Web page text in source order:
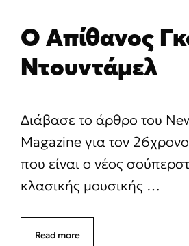
Ο Απίθανος
Ντουντάμελ
Διάβασε το άρθρο του
Magazine για τον
που είναι ο νέος
κλασικής μουσικής …
Read more